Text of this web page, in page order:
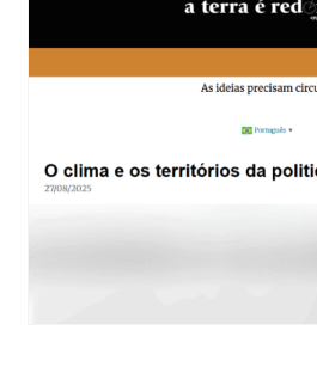
Eventos e Certificados
resultados
para: